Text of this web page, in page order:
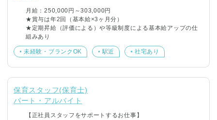
月給：250,000円～303,000円
★賞与は年2回（基本給×3ヶ月分）
★定期昇給（評価による）や等級制度による基本給アップの仕
組みあり
未経験・ブランクOK 駅近 社宅あり
保育スタッフ(保育士)
パート・アルバイト
【正社員スタッフをサポートするお仕事】